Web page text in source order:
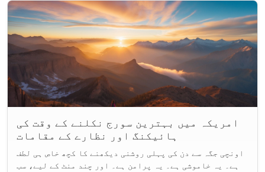
امریکہ میں بہترین سورج نکلنے کے وقت کی
ہائیکنگ اور نظارے کے مقامات
اونچی جگہ سے دن کی پہلی روشنی دیکھنے کا کچھ خاص ہی لطف
ہے۔ یہ خاموشی ہے۔ یہ پرامن ہے۔ اور چند منٹ کے لیے، سب